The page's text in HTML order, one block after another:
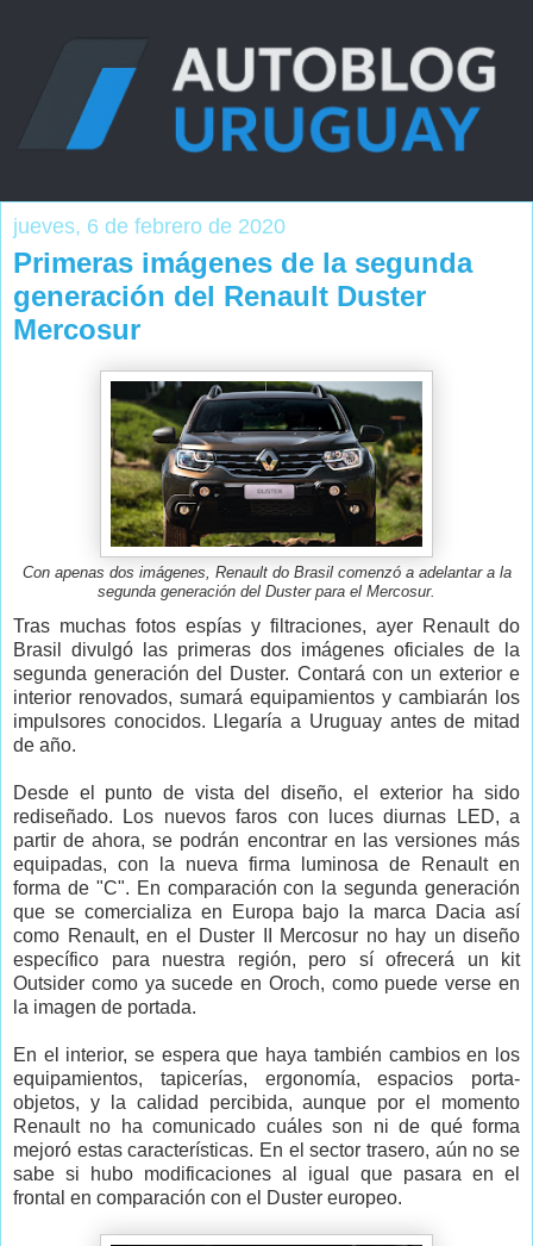
jueves, 6 de febrero de 2020
Primeras imágenes de la segunda
generación del Renault Duster
Mercosur
Con apenas dos imágenes, Renault do Brasil comenzó a adelantar a la
segunda generación del Duster para el Mercosur.
Tras muchas fotos espías y filtraciones, ayer Renault do
Brasil divulgó las primeras dos imágenes oficiales de la
segunda generación del Duster. Contará con un exterior e
interior renovados, sumará equipamientos y cambiarán los
impulsores conocidos. Llegaría a Uruguay antes de mitad
de año.
Desde el punto de vista del diseño, el exterior ha sido
rediseñado. Los nuevos faros con luces diurnas LED, a
partir de ahora, se podrán encontrar en las versiones más
equipadas, con la nueva firma luminosa de Renault en
forma de "C". En comparación con la segunda generación
que se comercializa en Europa bajo la marca Dacia así
como Renault, en el Duster II Mercosur no hay un diseño
específico para nuestra región, pero sí ofrecerá un kit
Outsider como ya sucede en Oroch, como puede verse en
la imagen de portada.
En el interior, se espera que haya también cambios en los
equipamientos, tapicerías, ergonomía, espacios porta-
objetos, y la calidad percibida, aunque por el momento
Renault no ha comunicado cuáles son ni de qué forma
mejoró estas características. En el sector trasero, aún no se
sabe si hubo modificaciones al igual que pasara en el
frontal en comparación con el Duster europeo.